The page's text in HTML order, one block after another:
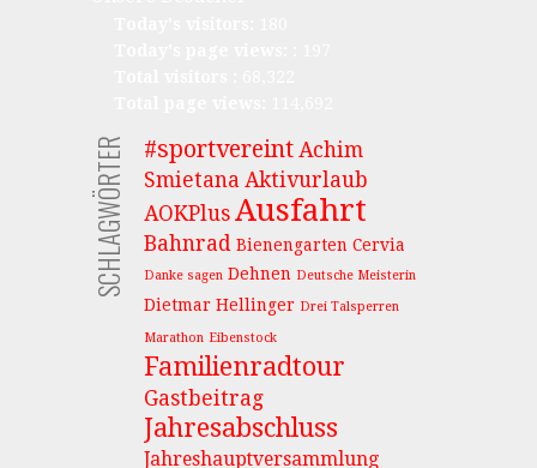
SCHLAGWÖRTER #sportvereint Achim
Smietana Aktivurlaub
AOKPlus Ausfahrt
Bahnrad Bienengarten Cervia
Danke sagen Dehnen Deutsche Meisterin
Dietmar Hellinger Drei Talsperren
Marathon Eibenstock
Familienradtour
Gastbeitrag
Jahresabschluss
Jahreshauptversammlung